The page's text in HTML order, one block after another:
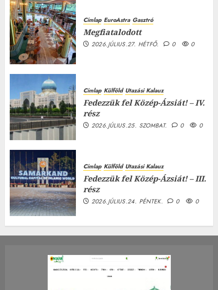
Címlap EuroAstra Gasztró
Megfiatalodott
2026.JÚLIUS.27. HÉTFŐ. 0 0
Címlap Külföld Utazási Kalauz
Fedezzük fel Közép-Ázsiát! – IV.
rész
2026.JÚLIUS.25. SZOMBAT. 0 0
Címlap Külföld Utazási Kalauz
Fedezzük fel Közép-Ázsiát! – III.
rész
2026.JÚLIUS.24. PÉNTEK. 0 0